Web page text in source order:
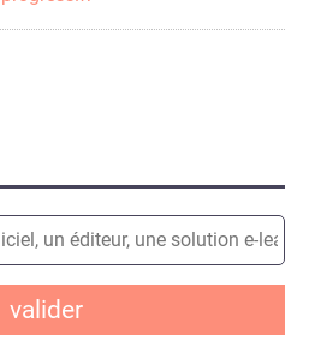
valider